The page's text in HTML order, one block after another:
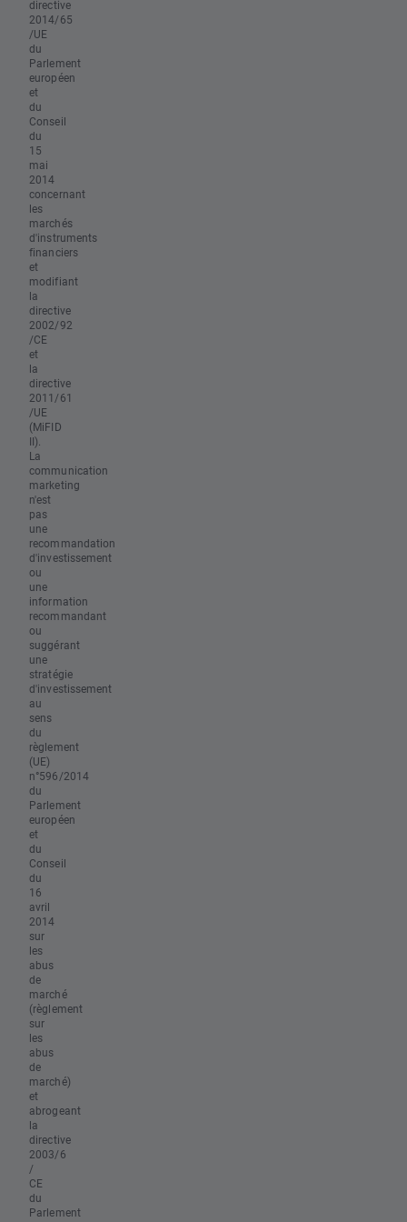
directive
2014/65
/UE
du
Parlement
européen
et
du
Conseil
du
15
mai
2014
concernant
les
marchés
d'instruments
financiers
et
modifiant
la
directive
2002/92
/CE
et
la
directive
2011/61
/UE
(MiFID
II).
La
communication
marketing
n'est
pas
une
recommandation
d'investissement
ou
une
information
recommandant
ou
suggérant
une
stratégie
d'investissement
au
sens
du
règlement
(UE)
n°596/2014
du
Parlement
européen
et
du
Conseil
du
16
avril
2014
sur
les
abus
de
marché
(règlement
sur
les
abus
de
marché)
et
abrogeant
la
directive
2003/6
/
CE
du
Parlement